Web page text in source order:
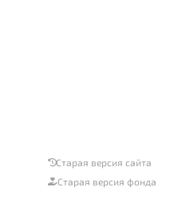
Старая версия сайта
Старая версия фонда